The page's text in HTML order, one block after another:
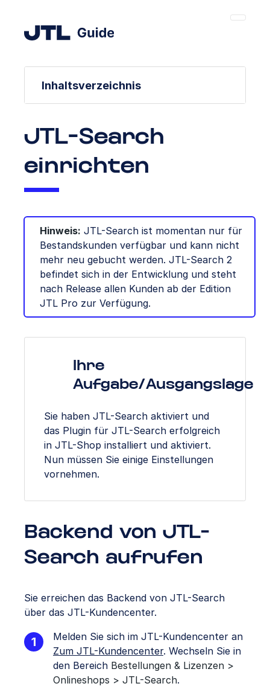
Inhaltsverzeichnis
JTL-Search
einrichten
Hinweis: JTL-Search ist momentan nur für
Bestandskunden verfügbar und kann nicht
mehr neu gebucht werden. JTL-Search 2
befindet sich in der Entwicklung und steht
nach Release allen Kunden ab der Edition
JTL Pro zur Verfügung.
Ihre
Aufgabe/Ausgangslage
Sie haben JTL-Search aktiviert und
das Plugin für JTL-Search erfolgreich
in JTL-Shop installiert und aktiviert.
Nun müssen Sie einige Einstellungen
vornehmen.
Backend von JTL-
Search aufrufen
Sie erreichen das Backend von JTL-Search
über das JTL-Kundencenter.
Melden Sie sich im JTL-Kundencenter an
Zum JTL-Kundencenter. Wechseln Sie in
den Bereich Bestellungen & Lizenzen >
Onlineshops > JTL-Search.